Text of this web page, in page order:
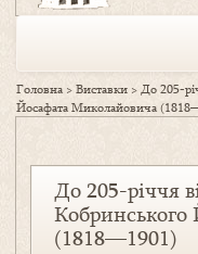
Головна >Виставки >До 205-
Йосафата Миколайовича
До 205-річчя
(1818—1901)